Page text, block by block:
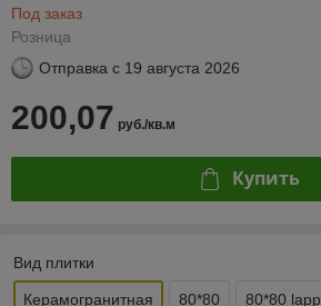
Под заказ
Розница
Отправка с 19 августа 2026
200,07 руб./кв.м
Купить
Вид плитки
Керамогранитная 80*80 80*80 lapp